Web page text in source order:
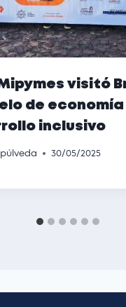
Mipymes visitó
de
inclusivo
30/05/2025